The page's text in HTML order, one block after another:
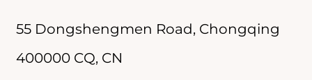
55 Dongshengmen Road, Chongqing
400000 CQ, CN